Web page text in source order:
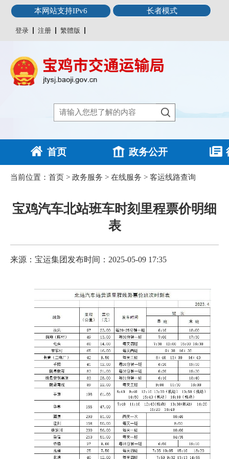
本网站支持IPv6 长者模式
登录 注册 繁體版
首页 政务公开
当前位置： 首页 > 政务服务 > 在线服务 > 客运线路查询
宝鸡汽车北站班车时刻里程票价明细
表
来源：宝运集团 发布时间：2025-05-09 17:35